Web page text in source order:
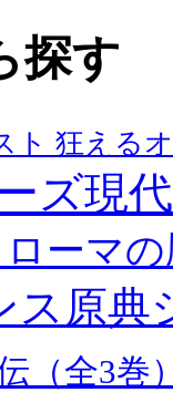
探す
ト 狂える
ズ現
ーマ
ス原典
（全3巻